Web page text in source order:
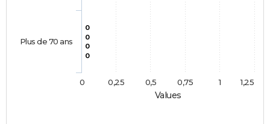
Values
0
0
0
0
Plus de 70 ans
0 1
0,25 0,5 0,75 1,25